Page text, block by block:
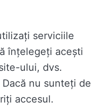
serviciile
înțelegeți acești
ului, dvs.
nu sunteți de
accesul.